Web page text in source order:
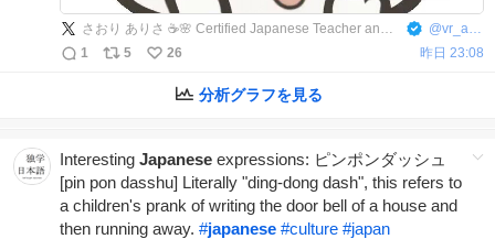
さおり ありさ ☕🌸 Certified Japanese Teacher and VTuber @vr_alisa
1
5 26 昨日 23:08
分析グラフを見る
Interesting Japanese expressions: ピンポンダッシュ
[pin pon dasshu] Literally "ding-dong dash", this refers to
a children's prank of writing the door bell of a house and
then running away. #japanese #culture #japan